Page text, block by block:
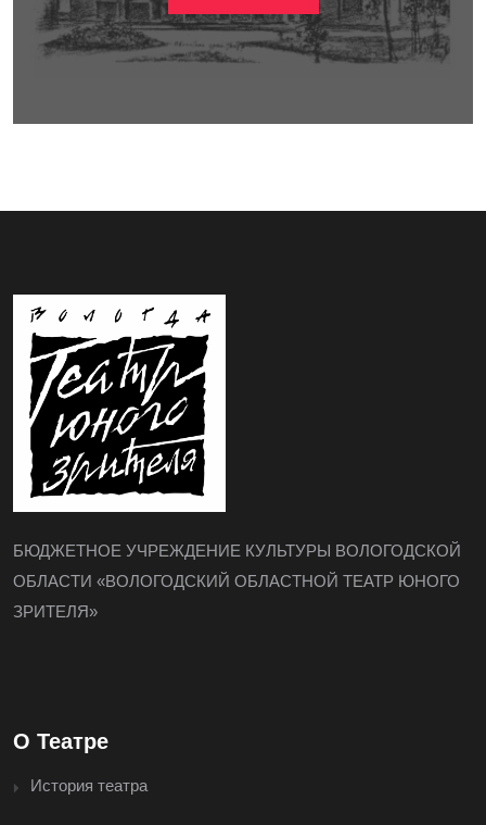
БЮДЖЕТНОЕ УЧРЕЖДЕНИЕ КУЛЬТУРЫ ВОЛОГОДСКОЙ
ОБЛАСТИ «ВОЛОГОДСКИЙ ОБЛАСТНОЙ ТЕАТР ЮНОГО
ЗРИТЕЛЯ»
О Театре
История театра